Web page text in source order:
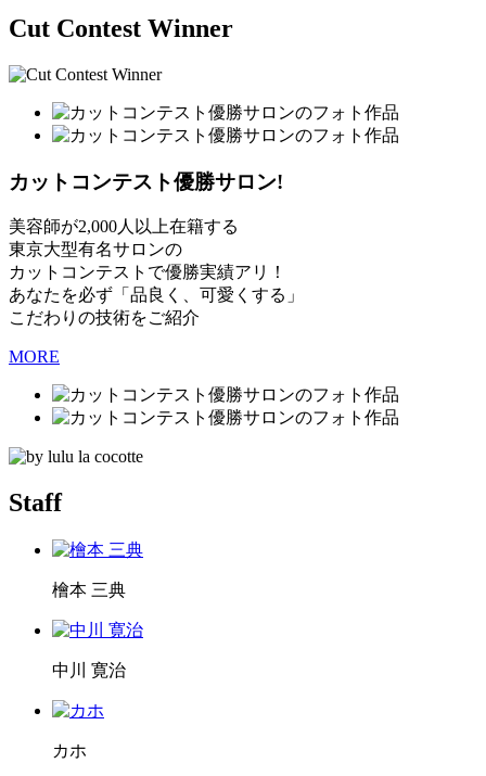
Cut Contest Winner
カットコンテスト優勝サロン!
美容師が2,000人以上在籍する
東京大型有名サロンの
カットコンテストで優勝実績アリ！
あなたを必ず「品良く、可愛くする」
こだわりの技術をご紹介
MORE
Staff
檜本 三典
中川 寛治
カホ